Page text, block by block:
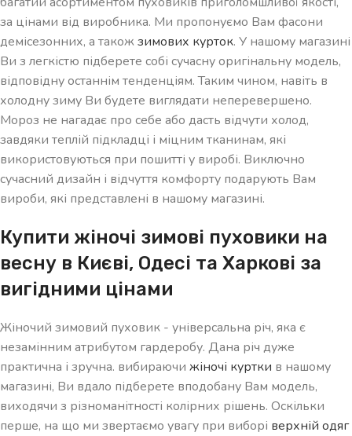
за цінами від виробника. Ми пропонуємо Вам фасони
демісезонних, а також зимових курток. У нашому магазині
Ви з легкістю підберете собі сучасну оригінальну модель,
відповідну останнім тенденціям. Таким чином, навіть в
холодну зиму Ви будете виглядати неперевершено.
Мороз не нагадає про себе або дасть відчути холод,
завдяки теплій підкладці і міцним тканинам, які
використовуються при пошитті у виробі. Виключно
сучасний дизайн і відчуття комфорту подарують Вам
вироби, які представлені в нашому магазині.
Купити жіночі зимові пуховики на
весну в Києві, Одесі та Харкові за
вигідними цінами
Жіночий зимовий пуховик - універсальна річ, яка є
незамінним атрибутом гардеробу. Дана річ дуже
практична і зручна. вибираючи жіночі куртки в нашому
магазині, Ви вдало підберете вподобану Вам модель,
виходячи з різноманітності колірних рішень. Оскільки
перше, на що ми звертаємо увагу при виборі верхній одяг